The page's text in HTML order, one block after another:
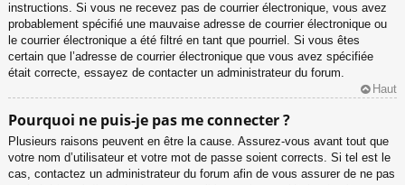
instructions. Si vous ne recevez pas de courrier électronique, vous avez
probablement spécifié une mauvaise adresse de courrier électronique ou
le courrier électronique a été filtré en tant que pourriel. Si vous êtes
certain que l’adresse de courrier électronique que vous avez spécifiée
était correcte, essayez de contacter un administrateur du forum.
Haut
Pourquoi ne puis-je pas me connecter ?
Plusieurs raisons peuvent en être la cause. Assurez-vous avant tout que
votre nom d’utilisateur et votre mot de passe soient corrects. Si tel est le
cas, contactez un administrateur du forum afin de vous assurer de ne pas